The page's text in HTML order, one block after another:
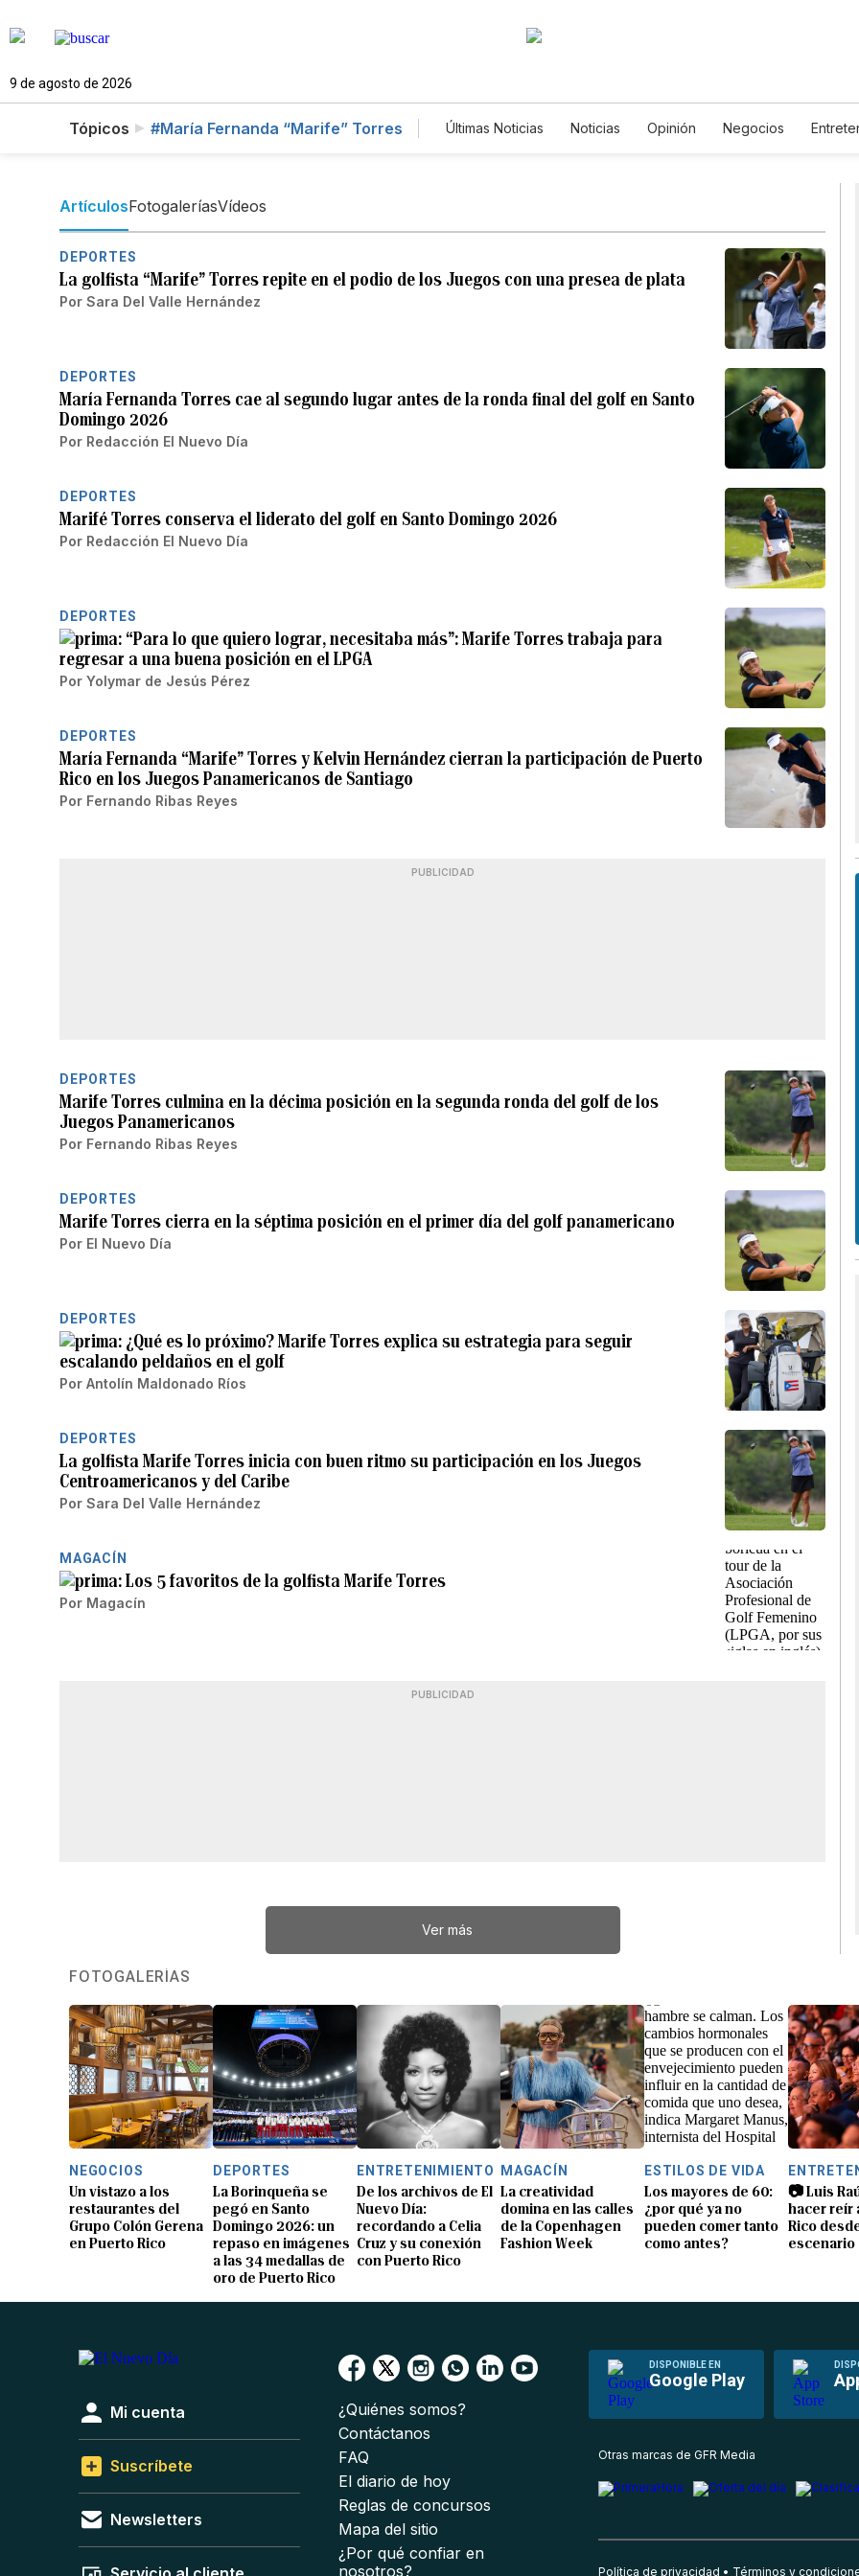
9 de agosto de 2026
Tópicos #María Fernanda “Marife” Torres Últimas Noticias Noticias Opinión Negocios
ArtículosFotogaleríasVídeos
DEPORTES
La golfista “Marife” Torres repite en el podio de los Juegos con una presea de plata
Por Sara Del Valle Hernández
DEPORTES
María Fernanda Torres cae al segundo lugar antes de la ronda final del golf en Santo
Domingo 2026
Por Redacción El Nuevo Día
DEPORTES
Marifé Torres conserva el liderato del golf en Santo Domingo 2026
Por Redacción El Nuevo Día
DEPORTES
“Para lo que quiero lograr, necesitaba más”: Marife Torres trabaja para
regresar a una buena posición en el LPGA
Por Yolymar de Jesús Pérez
DEPORTES
María Fernanda “Marife” Torres y Kelvin Hernández cierran la participación de Puerto
Rico en los Juegos Panamericanos de Santiago
Por Fernando Ribas Reyes
PUBLICIDAD
DEPORTES
Marife Torres culmina en la décima posición en la segunda ronda del golf de los
Juegos Panamericanos
Por Fernando Ribas Reyes
DEPORTES
Marife Torres cierra en la séptima posición en el primer día del golf panamericano
Por El Nuevo Día
DEPORTES
¿Qué es lo próximo? Marife Torres explica su estrategia para seguir
escalando peldaños en el golf
Por Antolín Maldonado Ríos
DEPORTES
La golfista Marife Torres inicia con buen ritmo su participación en los Juegos
Centroamericanos y del Caribe
Por Sara Del Valle Hernández
MAGACÍN
Los 5 favoritos de la golfista Marife Torres
Por Magacín
PUBLICIDAD
Ver más
FOTOGALERÍAS
NEGOCIOS
Un vistazo a los
restaurantes del
Grupo Colón Gerena
en Puerto Rico
DEPORTES
La Borinqueña se
pegó en Santo
Domingo 2026: un
repaso en imágenes
a las 34 medallas de
oro de Puerto Rico
ENTRETENIMIENTO
De los archivos de El
Nuevo Día:
recordando a Celia
Cruz y su conexión
con Puerto Rico
MAGACÍN
La creatividad
domina en las calles
de la Copenhagen
Fashion Week
ESTILOS DE VIDA
Los mayores de 60:
¿por qué ya no
pueden comer tanto
como antes?
📷 Luis
hacer reír
Rico
escenario
DISPONIBLE EN
Google Play
Mi cuenta
Suscríbete
Newsletters
¿Quiénes somos?
Contáctanos
FAQ
El diario de hoy
Reglas de concursos
Mapa del sitio
¿Por qué confiar en
nosotros?
Otras marcas de GFR Media
Política de privacidad Términos y